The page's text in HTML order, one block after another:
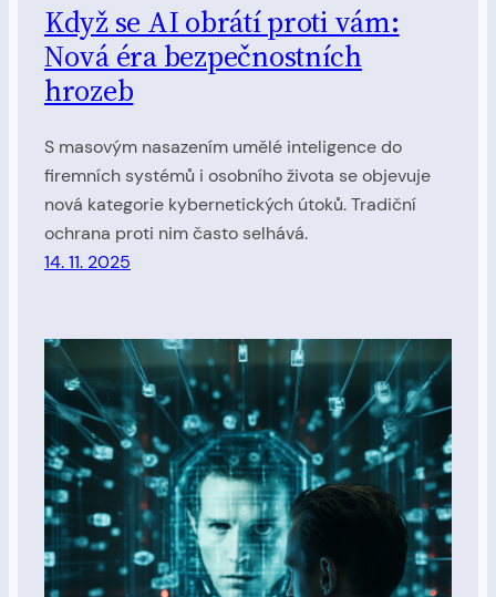
Když se AI obrátí proti vám:
Nová éra bezpečnostních
hrozeb
S masovým nasazením umělé inteligence do
firemních systémů i osobního života se objevuje
nová kategorie kybernetických útoků. Tradiční
ochrana proti nim často selhává.
14. 11. 2025